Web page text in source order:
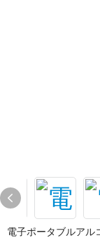
電子ポータブルアル